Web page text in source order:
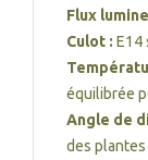
Flux
Culot : E14
équilibrée
Angle de
des plantes